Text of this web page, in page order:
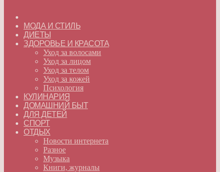
МОДА И СТИЛЬ
ДИЕТЫ
ЗДОРОВЬЕ И КРАСОТА
Уход за волосами
Уход за лицом
Уход за телом
Уход за кожей
Психология
КУЛИНАРИЯ
ДОМАШНИЙ БЫТ
ДЛЯ ДЕТЕЙ
СПОРТ
ОТДЫХ
Новости интернета
Разное
Музыка
Книги, журналы